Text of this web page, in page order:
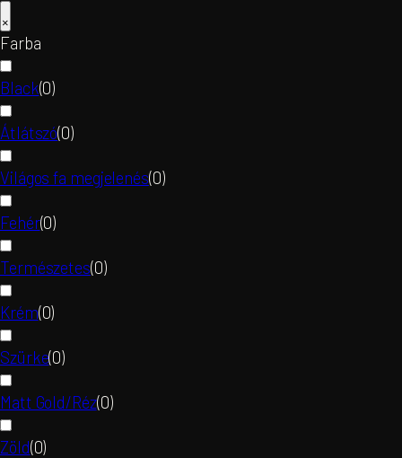
×
Farba
Black(0)
Átlátszó(0)
Világos fa megjelenés(0)
Fehér(0)
Természetes(0)
Krém(0)
Szürke(0)
Matt Gold/Réz(0)
Zöld(0)